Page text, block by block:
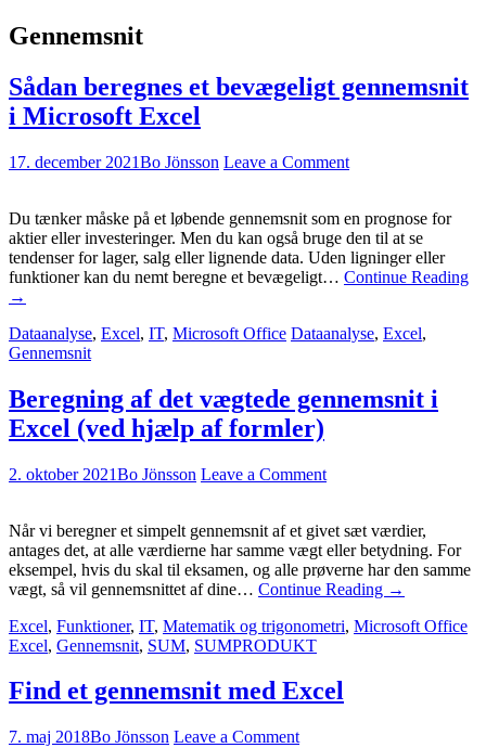
Gennemsnit
Sådan beregnes et bevægeligt gennemsnit
i Microsoft Excel
17. december 2021Bo Jönsson Leave a Comment
Du tænker måske på et løbende gennemsnit som en prognose for
aktier eller investeringer. Men du kan også bruge den til at se
tendenser for lager, salg eller lignende data. Uden ligninger eller
funktioner kan du nemt beregne et bevægeligt… Continue Reading
→
Dataanalyse, Excel, IT, Microsoft Office Dataanalyse, Excel,
Gennemsnit
Beregning af det vægtede gennemsnit i
Excel (ved hjælp af formler)
2. oktober 2021Bo Jönsson Leave a Comment
Når vi beregner et simpelt gennemsnit af et givet sæt værdier,
antages det, at alle værdierne har samme vægt eller betydning. For
eksempel, hvis du skal til eksamen, og alle prøverne har den samme
vægt, så vil gennemsnittet af dine… Continue Reading →
Excel, Funktioner, IT, Matematik og trigonometri, Microsoft Office
Excel, Gennemsnit, SUM, SUMPRODUKT
Find et gennemsnit med Excel
7. maj 2018Bo Jönsson Leave a Comment